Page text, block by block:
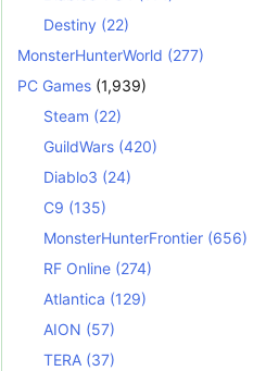
Destiny (22)
MonsterHunterWorld (277)
PC Games (1,939)
Steam (22)
GuildWars (420)
Diablo3 (24)
C9 (135)
MonsterHunterFrontier (656)
RF Online (274)
Atlantica (129)
AION (57)
TERA (37)